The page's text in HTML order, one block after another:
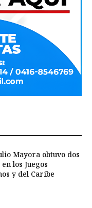
Mayora obtuvo dos
los Juegos
y del Caribe